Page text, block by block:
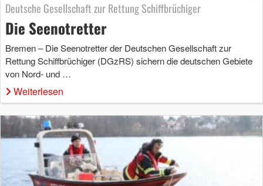
Deutsche Gesellschaft zur Rettung Schiffbrüchiger
Die Seenotretter
Bremen – Die Seenotretter der Deutschen Gesellschaft zur
Rettung Schiffbrüchiger (DGzRS) sichern die deutschen Gebiete
von Nord- und …
Weiterlesen